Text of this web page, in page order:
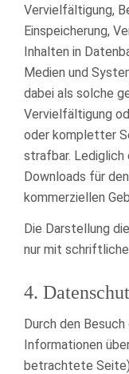
Vervielfältigung,
Einspeicherung,
Inhalten in
Medien und
dabei als solche
Vervielfältigung
oder kompletter
strafbar. Lediglich
Downloads für
kommerziellen
Die Darstellung
nur mit
4.
Durch den
Informationen
betrachtete